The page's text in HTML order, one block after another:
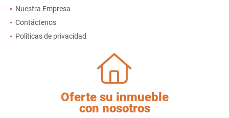
Nuestra Empresa
Contáctenos
Políticas de privacidad
Oferte su inmueble
con nosotros